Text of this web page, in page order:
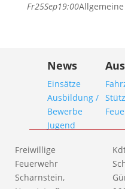
Fr25Sep19:00
News
Einsätze
Ausbildung /
Bewerbe
Jugend
Freiwillige
Feuerwehr
Scharnstein,